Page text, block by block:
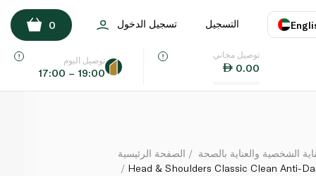
اللغة
التسجيل تسجيل الدخول 0
توصيل مجاني
0.00
توصيل اليوم
17:00 – 19:00
Head & Shoulders Classic Clean Anti-Dandruff
الصفحة الرئيسية الشخصية والعناية بالصحة
Head & Shoulders Classic Clean Anti-